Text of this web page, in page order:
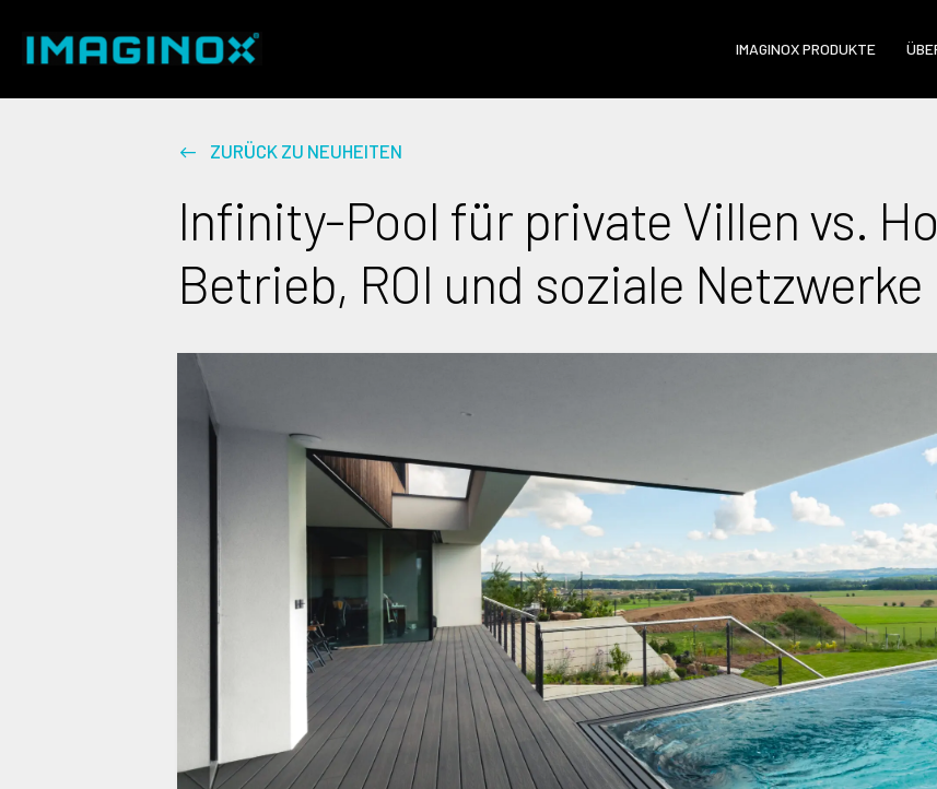
IMAGINOX PRODUKTE
ZURÜCK ZU NEUHEITEN
Infinity-Pool für private Villen vs.
Betrieb, ROI und soziale Netzwerke